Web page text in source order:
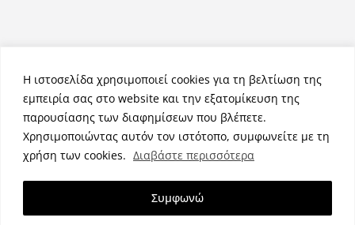
Η ιστοσελίδα χρησιμοποιεί cookies για τη βελτίωση της
εμπειρία σας στο website και την εξατομίκευση της
παρουσίασης των διαφημίσεων που βλέπετε.
Χρησιμοποιώντας αυτόν τον ιστότοπο, συμφωνείτε με τη
χρήση των cookies. Διαβάστε περισσότερα
Συμφωνώ
Πνευματικά Δικαιώματα © 2026NemeaPress. Τα πνευματικά
δικαιώματα προστατεύονται.
Θέμα:ColorMagαπό ThemeGrill. Κατασκευασμένο με
WordPress